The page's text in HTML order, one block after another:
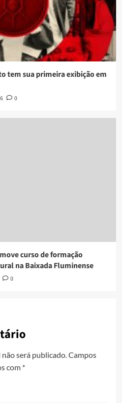
tem sua primeira exibição em
0
curso de formação
na Baixada Fluminense
0
será publicado.Campos
com *